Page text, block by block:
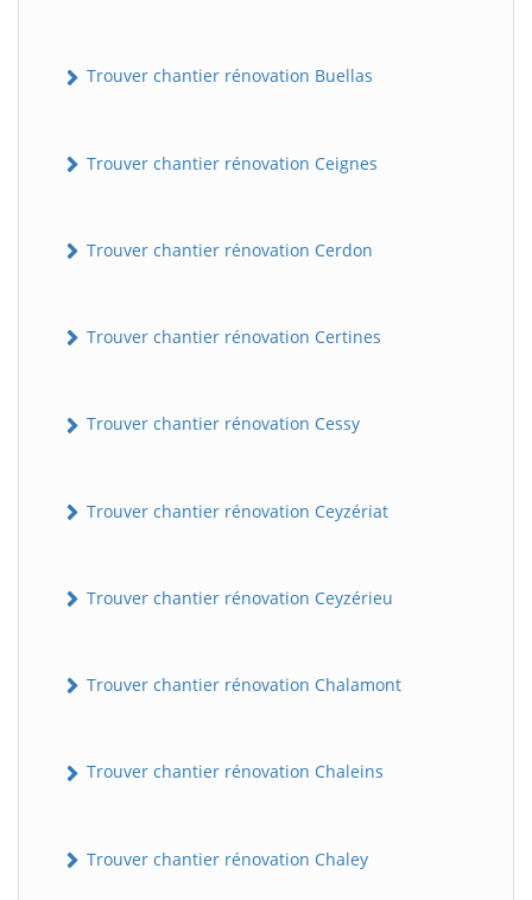
Trouver chantier rénovation Buellas
Trouver chantier rénovation Ceignes
Trouver chantier rénovation Cerdon
Trouver chantier rénovation Certines
Trouver chantier rénovation Cessy
Trouver chantier rénovation Ceyzériat
Trouver chantier rénovation Ceyzérieu
Trouver chantier rénovation Chalamont
Trouver chantier rénovation Chaleins
Trouver chantier rénovation Chaley